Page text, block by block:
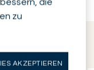
die
zu
AKZEPTIEREN